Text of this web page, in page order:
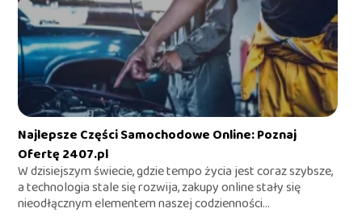
Najlepsze Części Samochodowe Online: Poznaj
Ofertę 2407.pl
W dzisiejszym świecie, gdzie tempo życia jest coraz szybsze,
a technologia stale się rozwija, zakupy online stały się
nieodłącznym elementem naszej codzienności...